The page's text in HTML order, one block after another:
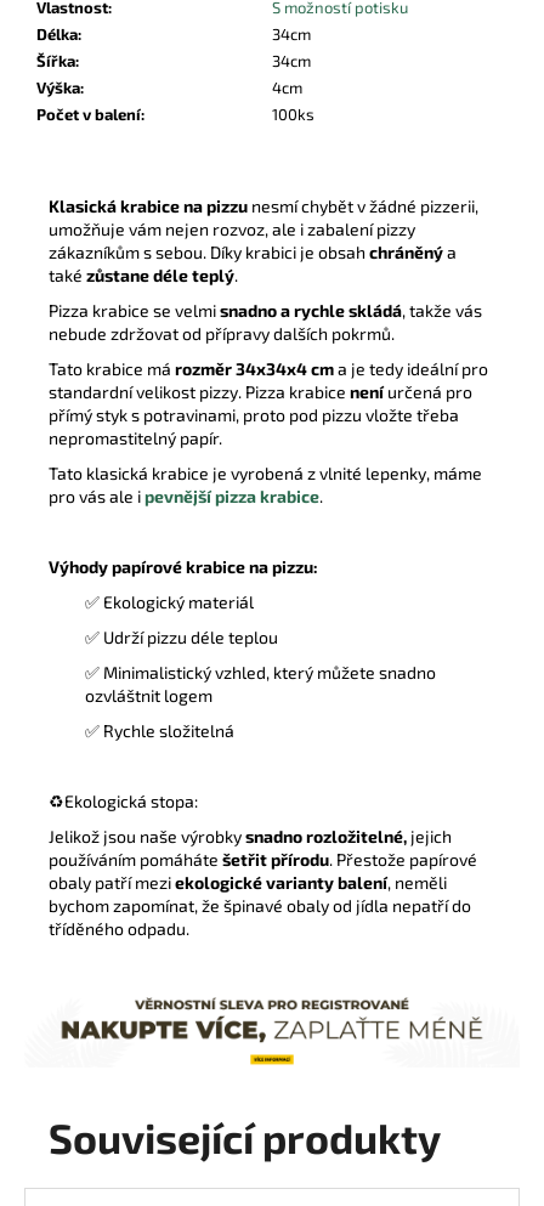
Klasická krabice na pizzu nesmí chybět v žádné pizzerii,
umožňuje vám nejen rozvoz, ale i zabalení pizzy
zákazníkům s sebou. Díky krabici je obsah chráněnýa
také zůstane déle teplý.
Pizza krabice se velmisnadno a rychle skládá, takže vás
nebude zdržovat od přípravy dalších pokrmů.
Tato krabice má rozměr 34x34x4 cma je tedy ideální pro
standardní velikost pizzy. Pizza krabice neníurčená pro
přímý styk s potravinami, proto pod pizzu vložte třeba
nepromastitelný papír.
Tato klasická krabice je vyrobená z vlnité lepenky, máme
pro vás ale ipevnější pizza krabice.
Výhody papírové krabice na pizzu:
✅ Ekologický materiál
✅ Udrží pizzu déle teplou
✅ Minimalistický vzhled, který můžete snadno
ozvláštnit logem
✅ Rychle složitelná
♻️Ekologická stopa:
Jelikož jsou naše výrobkysnadno rozložitelné, jejich
používáním pomáháte šetřit přírodu. Přestože papírové
obaly patří meziekologické varianty balení, neměli
bychom zapomínat, že špinavé obaly od jídla nepatří do
tříděného odpadu.
Vlastnost:
S možností potisku
Délka:
34cm
Šířka:
34cm
Výška:
4cm
Počet v balení: 100ks
Související produkty